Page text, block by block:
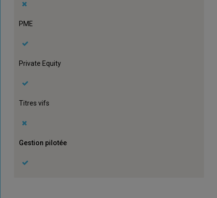
PME
Private Equity
Titres vifs
Gestion pilotée